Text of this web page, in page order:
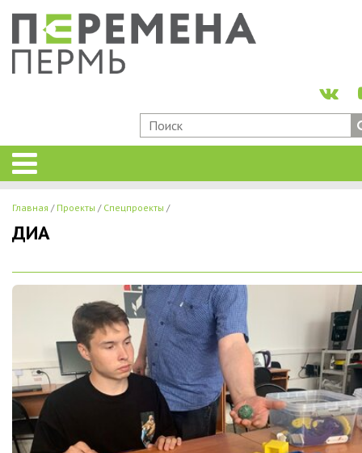
Главная Проекты Спецпроекты
ДИА